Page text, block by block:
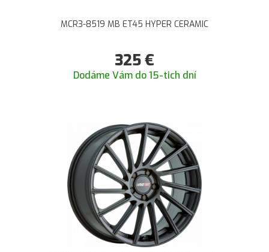
MCR3-8519 MB ET45 HYPER CERAMIC
325€
Dodáme Vám do 15-tich dní